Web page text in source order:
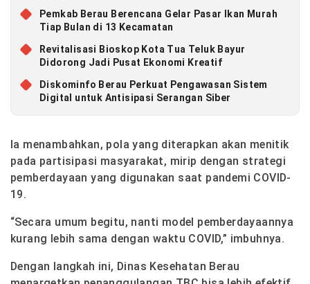
Pemkab Berau Berencana Gelar Pasar Ikan Murah
Tiap Bulan di 13 Kecamatan
Revitalisasi Bioskop Kota Tua Teluk Bayur
Didorong Jadi Pusat Ekonomi Kreatif
Diskominfo Berau Perkuat Pengawasan Sistem
Digital untuk Antisipasi Serangan Siber
Ia menambahkan, pola yang diterapkan akan menitik
pada partisipasi masyarakat, mirip dengan strategi
pemberdayaan yang digunakan saat pandemi COVID-
19.
“Secara umum begitu, nanti model pemberdayaannya
kurang lebih sama dengan waktu COVID,” imbuhnya.
Dengan langkah ini, Dinas Kesehatan Berau